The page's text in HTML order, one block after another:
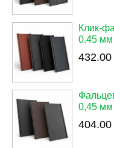
Клик-
0.45 мм
432.00
0,45 мм
404.00